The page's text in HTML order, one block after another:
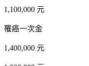
1,100,000 元
罹癌一次金
1,400,000 元